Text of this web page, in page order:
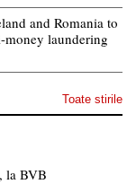
and Romania to
laundering
Toate stirile
la BVB